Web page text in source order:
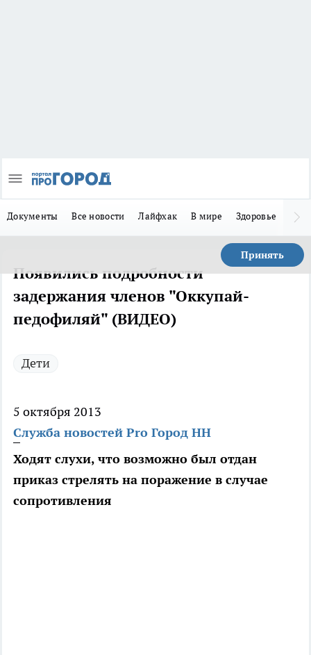
Документы Все новости Лайфхак В мире Здоровье
Принять
Появились подробности
задержания членов "Оккупай-
педофиляй" (ВИДЕО)
Дети
5 октября 2013
Служба новостей Pro Город НН
Ходят слухи, что возможно был отдан
приказ стрелять на поражение в случае
сопротивления